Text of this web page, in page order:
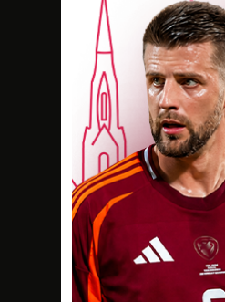
PIRMDIENA
19 JŪL
17:00
2021
PIRMDIENA
12 JŪL
18:00